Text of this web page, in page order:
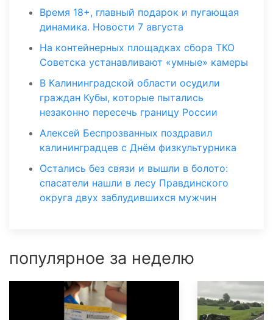
Время 18+, главный подарок и пугающая
динамика. Новости 7 августа
На контейнерных площадках сбора ТКО
Советска устанавливают «умные» камеры
В Калининградской области осудили
граждан Кубы, которые пытались
незаконно пересечь границу России
Алексей Беспрозванных поздравил
калининградцев с Днём физкультурника
Остались без связи и вышли в болото:
спасатели нашли в лесу Правдинского
округа двух заблудившихся мужчин
популярное за неделю